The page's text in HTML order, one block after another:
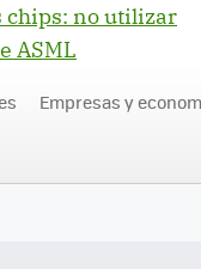
chips: no utilizar
ASML
Empresas y